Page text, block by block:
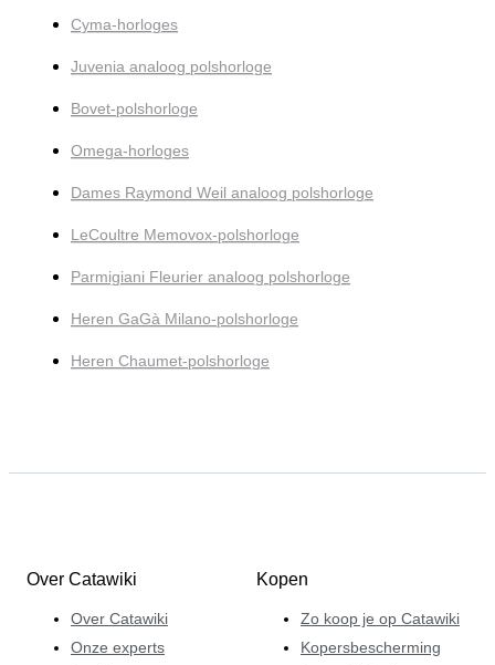
Cyma-horloges
Juvenia analoog polshorloge
Bovet-polshorloge
Omega-horloges
Dames Raymond Weil analoog polshorloge
LeCoultre Memovox-polshorloge
Parmigiani Fleurier analoog polshorloge
Heren GaGà Milano-polshorloge
Heren Chaumet-polshorloge
Over Catawiki
Over Catawiki
Onze experts
Kopen
Zo koop je op Catawiki
Kopersbescherming